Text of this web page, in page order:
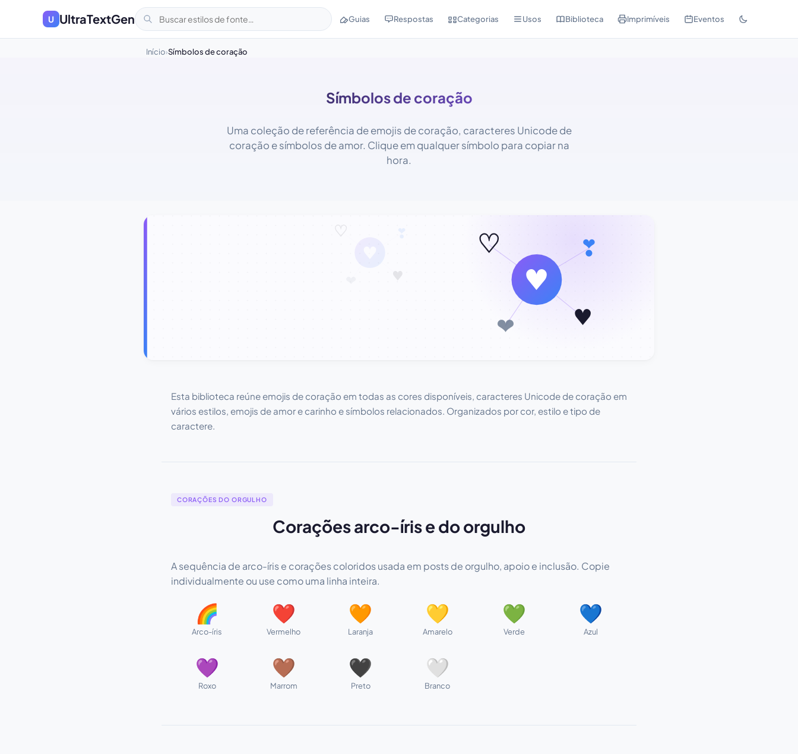
U UltraTextGen Guias Respostas Categorias Usos Biblioteca Imprimíveis Eventos
Início›Símbolos de coração
Símbolos de coração
Uma coleção de referência de emojis de coração, caracteres Unicode de
coração e símbolos de amor. Clique em qualquer símbolo para copiar na
hora.
Esta biblioteca reúne emojis de coração em todas as cores disponíveis, caracteres Unicode de coração em
vários estilos, emojis de amor e carinho e símbolos relacionados. Organizados por cor, estilo e tipo de
caractere.
CORAÇÕES DO ORGULHO
Corações arco-íris e do orgulho
A sequência de arco-íris e corações coloridos usada em posts de orgulho, apoio e inclusão. Copie
individualmente ou use como uma linha inteira.
🌈
Arco-íris
❤
Vermelho
🧡
Laranja
💛
Amarelo
💚
Verde
💙
Azul
💜
Roxo
🤎
Marrom
🖤
Preto
🤍
Branco